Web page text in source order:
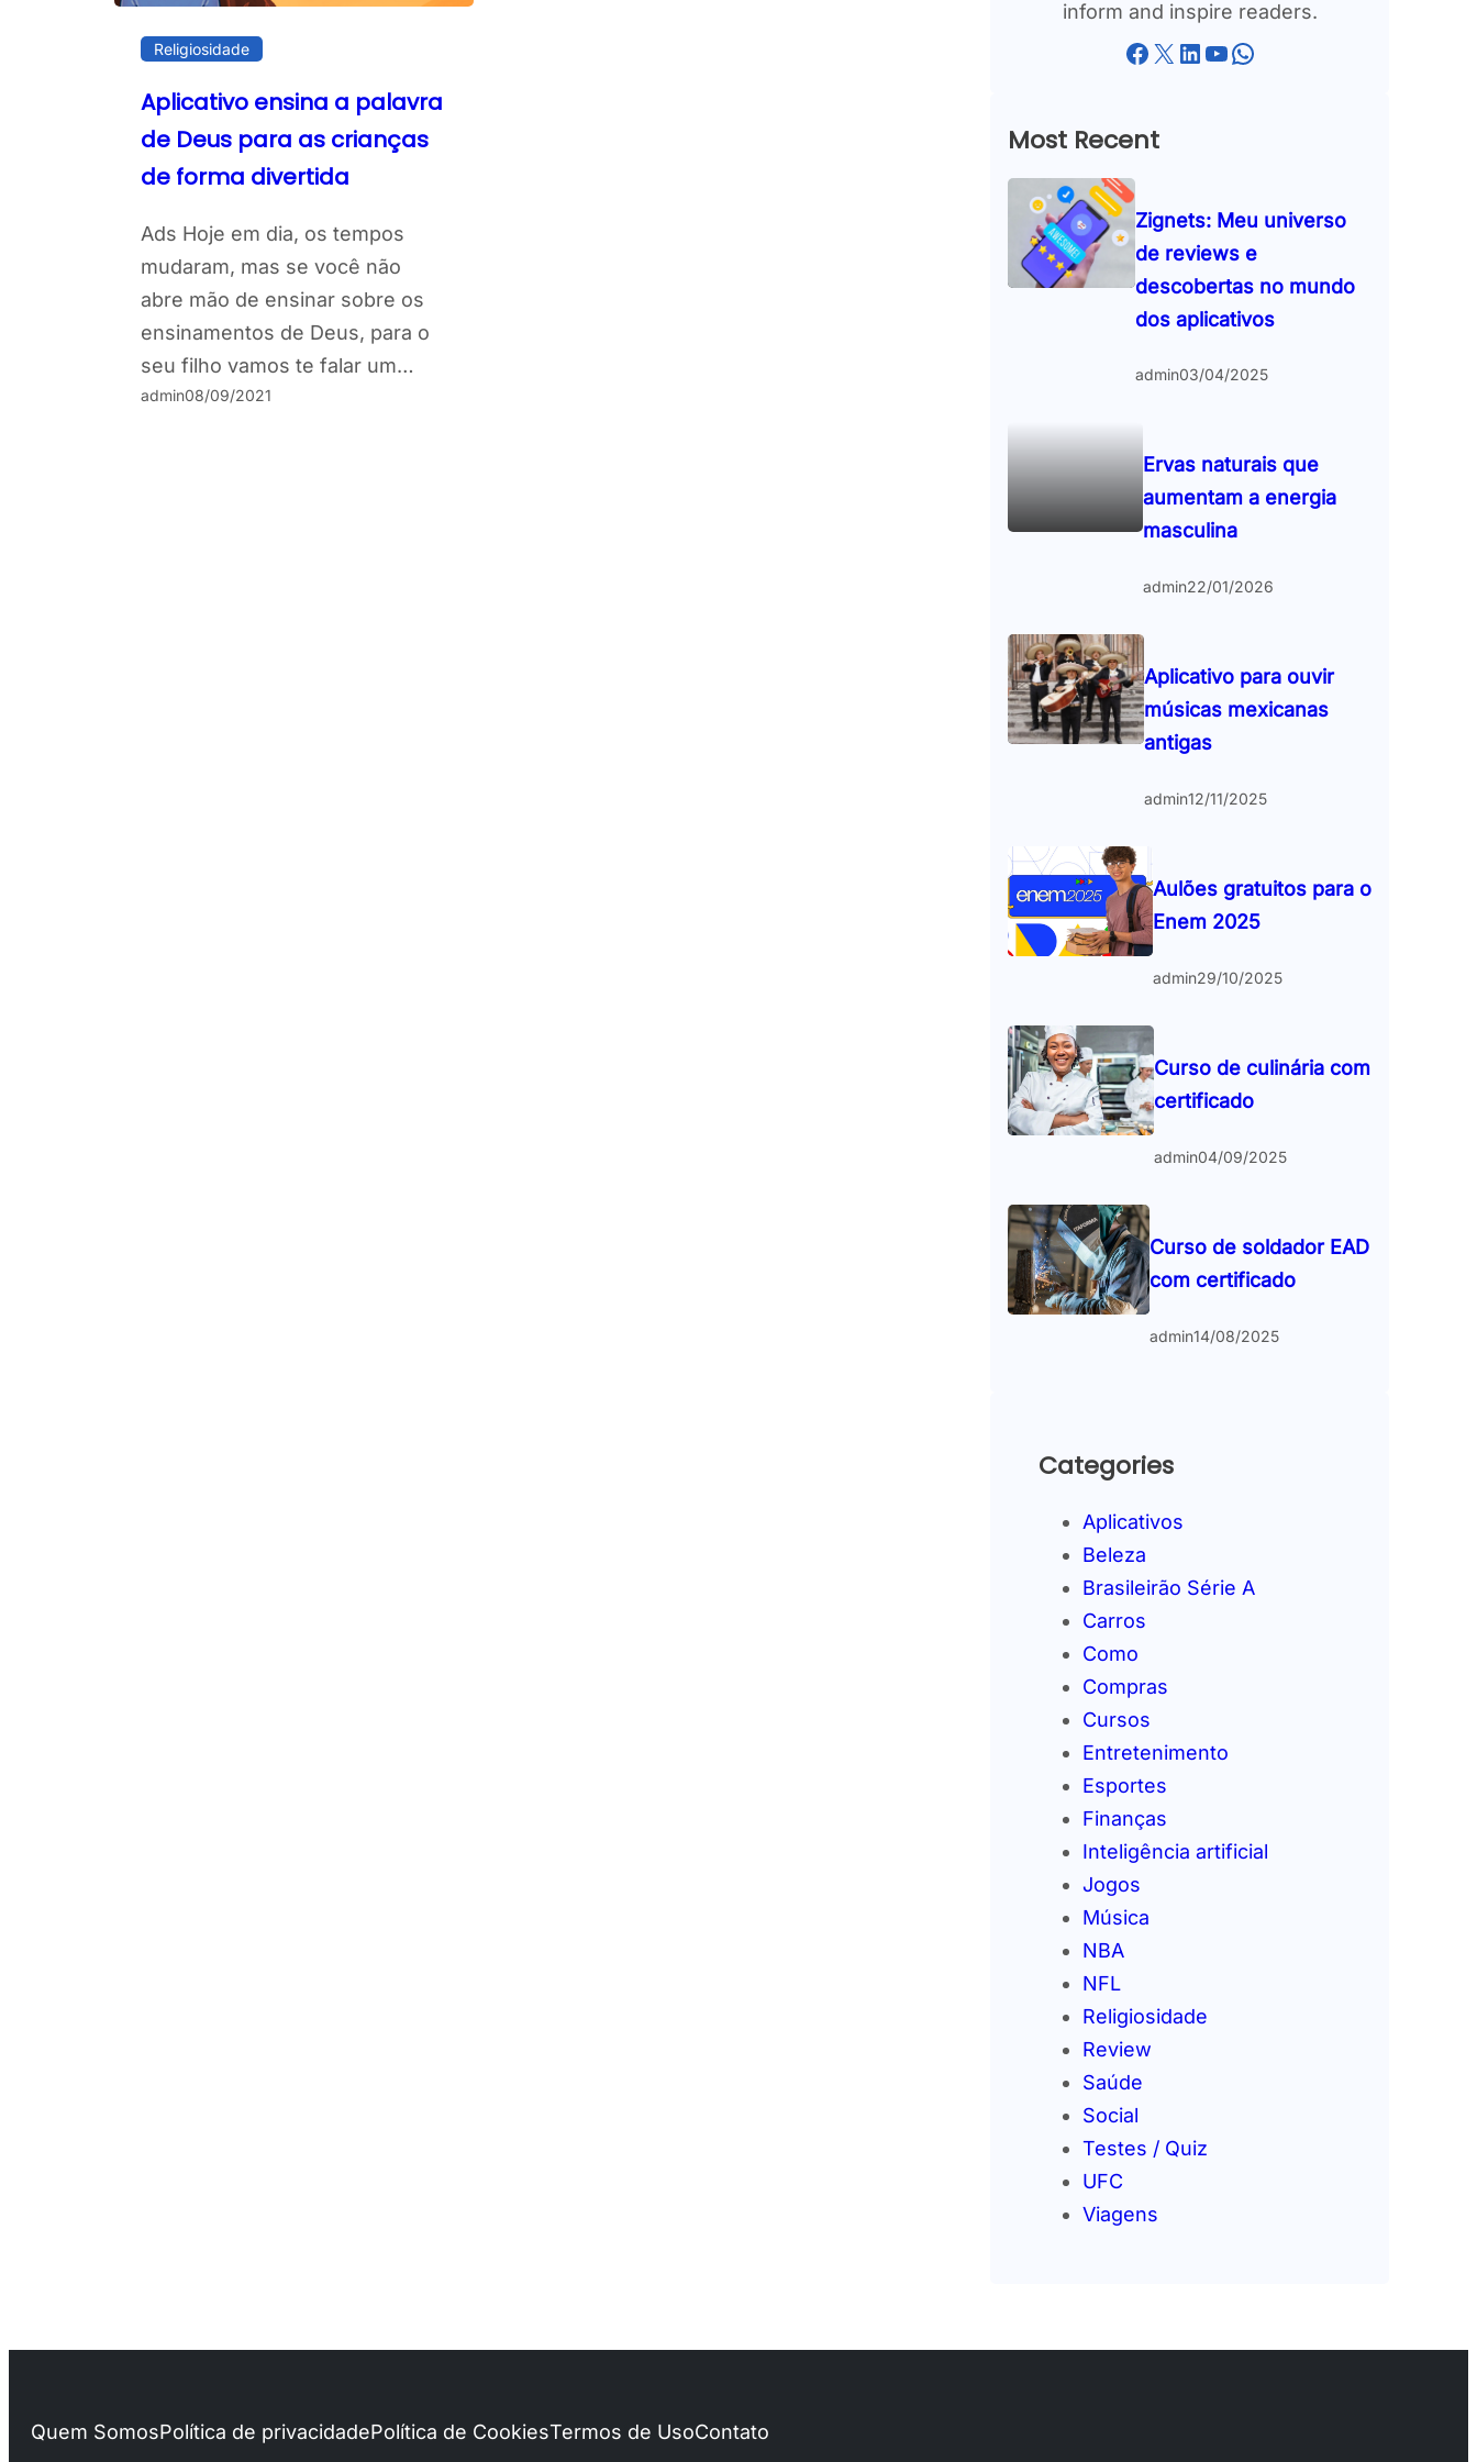
Religiosidade
Aplicativo ensina a palavra
de Deus para as crianças
de forma divertida
Ads Hoje em dia, os tempos
mudaram, mas se você não
abre mão de ensinar sobre os
ensinamentos de Deus, para o
seu filho vamos te falar um…
admin08/09/2021
inform and inspire readers.
Facebook X LinkedIn YouTube WhatsApp
Most Recent
Zignets: Meu universo
de reviews e
descobertas no mundo
dos aplicativos
admin03/04/2025
Ervas naturais que
aumentam a energia
masculina
admin22/01/2026
Aplicativo para ouvir
músicas mexicanas
antigas
admin12/11/2025
Aulões gratuitos para o
Enem 2025
admin29/10/2025
Curso de culinária com
certificado
admin04/09/2025
Curso de soldador EAD
com certificado
admin14/08/2025
Categories
Aplicativos
Beleza
Brasileirão Série A
Carros
Como
Compras
Cursos
Entretenimento
Esportes
Finanças
Inteligência artificial
Jogos
Música
NBA
NFL
Religiosidade
Review
Saúde
Social
Testes / Quiz
UFC
Viagens
Quem SomosPolítica de privacidadePolítica de CookiesTermos de UsoContato